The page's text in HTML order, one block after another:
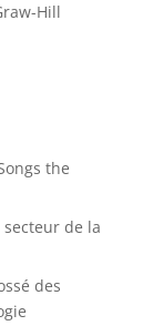
Hill
the
secteur de la
des